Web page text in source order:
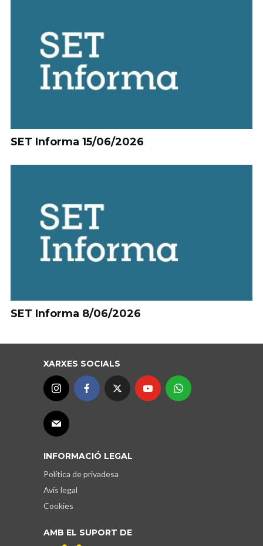
SET Informa 15/06/2026
SET Informa 8/06/2026
XARXES SOCIALS
INFORMACIÓ LEGAL
Política de privadesa
Avís legal
Cookies
AMB EL SUPORT DE